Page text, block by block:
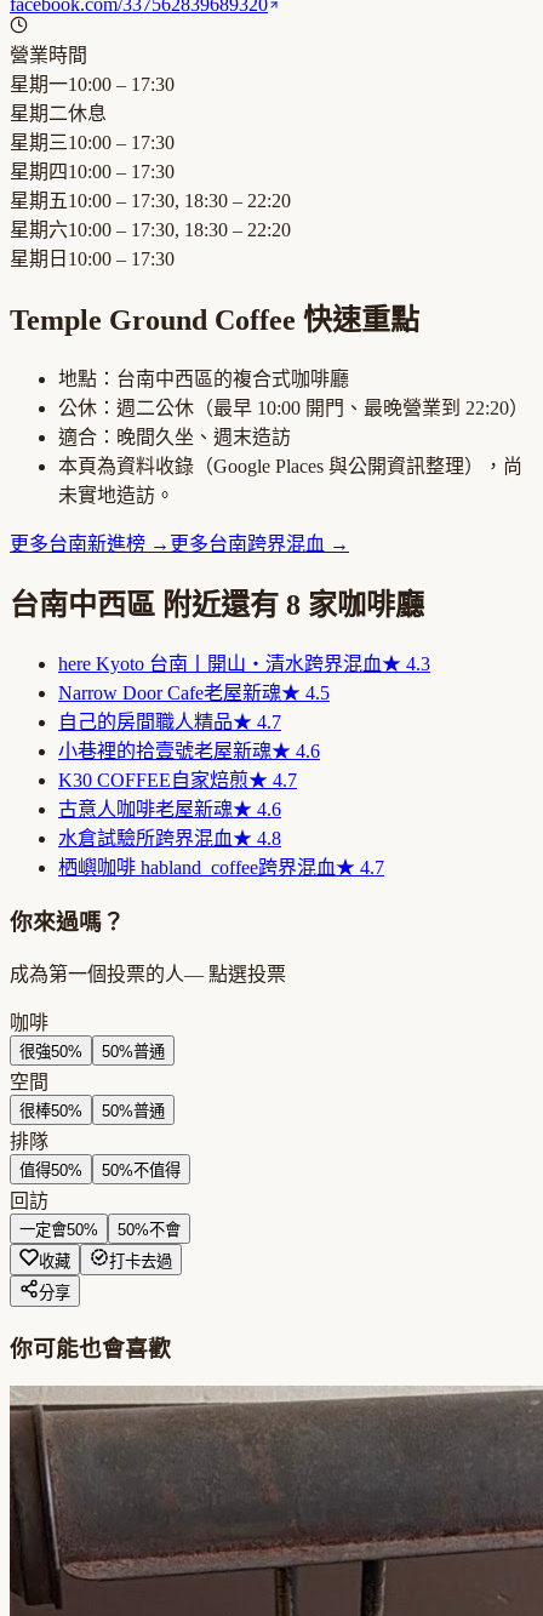
facebook.com/337562839689320
營業時間
星期一10:00 – 17:30
星期二休息
星期三10:00 – 17:30
星期四10:00 – 17:30
星期五10:00 – 17:30, 18:30 – 22:20
星期六10:00 – 17:30, 18:30 – 22:20
星期日 10:00 – 17:30
Temple Ground Coffee 快速重點
地點： 台南中西區的複合式咖啡廳
公休： 週二公休 （最早 10:00 開門、最晚營業到 22:20）
適合： 晚間久坐、週末造訪
本頁為資料收錄（Google Places 與公開資訊整理），尚
未實地造訪。
更多台南新進榜 → 更多台南跨界混血 →
台南中西區 附近還有 8 家咖啡廳
here Kyoto 台南丨開山・清水跨界混血★ 4.3
Narrow Door Cafe老屋新魂★ 4.5
自己的房間職人精品★ 4.7
小巷裡的拾壹號老屋新魂★ 4.6
K30 COFFEE自家焙煎★ 4.7
古意人咖啡老屋新魂★ 4.6
水倉試驗所跨界混血★ 4.8
栖嶼咖啡 habland_coffee跨界混血★ 4.7
你來過嗎？
成為第一個投票的人— 點選投票
咖啡
很強50% 50%普通
空間
很棒50% 50%普通
排隊
值得50% 50%不值得
回訪
一定會50% 50%不會
收藏
打卡去過
分享
你可能也會喜歡